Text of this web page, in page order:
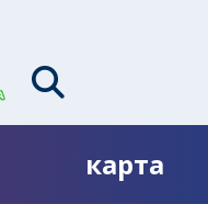
карта